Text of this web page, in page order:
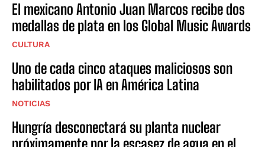
El mexicano Antonio Juan Marcos recibe dos
medallas de plata en los Global Music Awards
CULTURA
Uno de cada cinco ataques maliciosos son
habilitados por IA en América Latina
NOTICIAS
Hungría desconectará su planta nuclear